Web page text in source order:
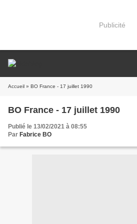
Publicité
Accueil » BO France - 17 juillet 1990
BO France - 17 juillet 1990
Publié le 13/02/2021 à 08:55
Par Fabrice BO